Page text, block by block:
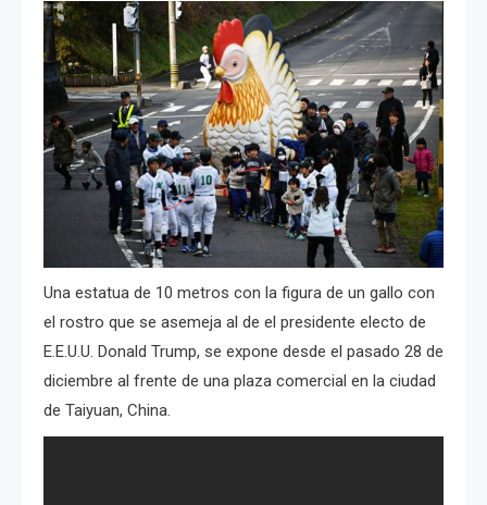
Una estatua de 10 metros con la figura de un gallo con
el rostro que se asemeja al de el presidente electo de
E.E.U.U. Donald Trump, se expone desde el pasado 28 de
diciembre al frente de una plaza comercial en la ciudad
de Taiyuan, China.